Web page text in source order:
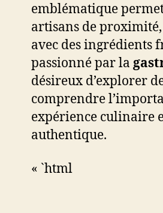
emblématique
artisans de
avec des ingrédients
passionné par la
désireux d’explorer
comprendre
expérience culinaire
authentique.
« `html